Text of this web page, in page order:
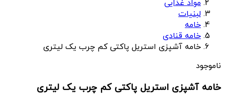
مواد غذایی
لبنیات
خامه
خامه قنادی
خامه آشپزی استریل پاکتی کم چرب یک لیتری
ناموجود
خامه آشپزی استریل پاکتی کم چرب یک لیتری